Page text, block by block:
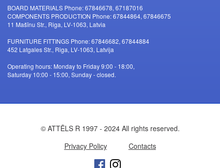
BOARD MATERIALS Phone: 67846678, 67187016
COMPONENTS PRODUCTION Phone: 67844864, 67846675
11 Mašīnu Str., Riga, LV-1063, Latvia
FURNITURE FITTINGS Phone: 67846682, 67844884
452 Latgales Str., Riga, LV-1063, Latvija
Operating hours: Monday to Friday 9:00 - 18:00,
Saturday 10:00 - 15:00, Sunday - closed.
© ATTĒLS R 1997 - 2024 All rights reserved.
Privacy Policy
Contacts